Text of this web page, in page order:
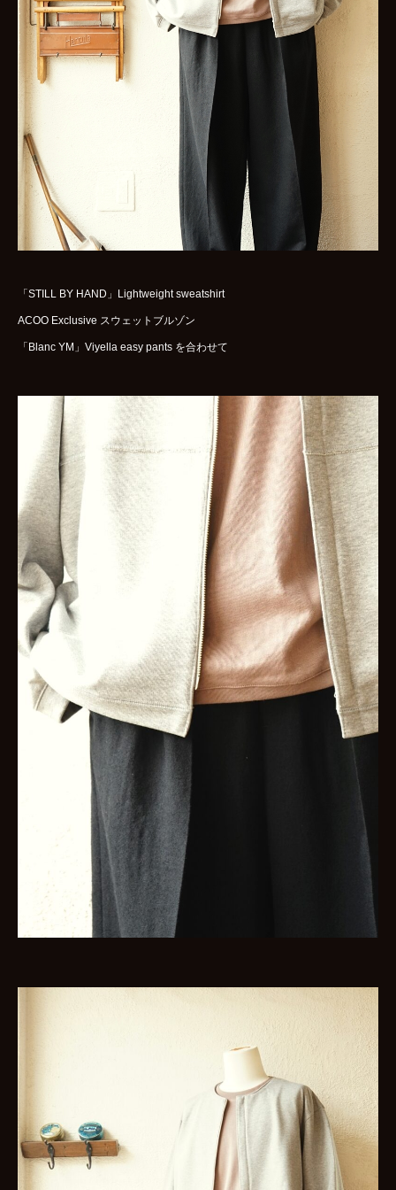
WOMENS
GOODS
shop
contact
Instagram
「STILL BY HAND」Lightweight sweatshirt
ACOO Exclusive スウェットブルゾン
「Blanc YM」Viyella easy pants を合わせて